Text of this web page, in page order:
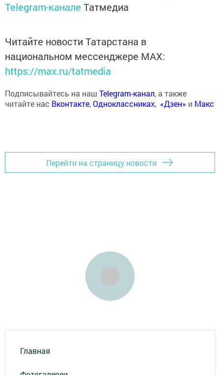
Telegram-канале Татмедиа
Читайте новости Татарстана в
национальном мессенджере MАХ:
https://max.ru/tatmedia
Подписывайтесь на наш Telegram-канал, а также
читайте нас Вконтакте,Одноклассниках, «Дзен» и Макс
Перейти на страницу новости
Главная